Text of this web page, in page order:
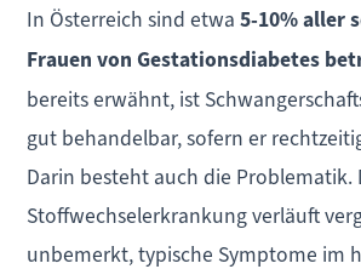
In Österreich sind etwa5-10% aller
Frauen von Gestationsdiabetes
bereits erwähnt, ist
gut behandelbar, sofern er
Darin besteht auch die Problematik.
Stoffwechselerkrankung verläuft
unbemerkt, typische Symptome im